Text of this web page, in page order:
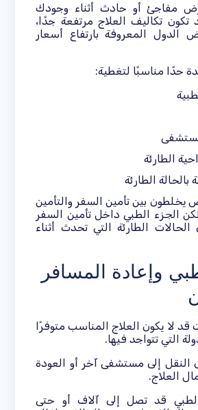
مفاجئ أو حادث أثناء وجودك
تكاليف العلاج مرتفعة جدًا،
المعروفة بارتفاع أسعار
حدًا مناسبًا لتغطية:
الطارئة
بالحالة الطارئة
يخلطون بين تأمين السفر والتأمين
الجزء الطبي داخل تأمين السفر
الطارئة التي تحدث أثناء
وإعادة المسافر
لا يكون العلاج المناسب متوفرًا
التي تتواجد فيها.
النقل إلى مستشفى آخر أو العودة
العلاج.
الطبي قد تصل إلى آلاف أو حتى